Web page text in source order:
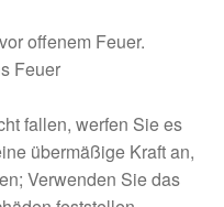
offenem Feuer.
Feuer
fallen, werfen Sie es
übermäßige Kraft an,
Verwenden Sie das